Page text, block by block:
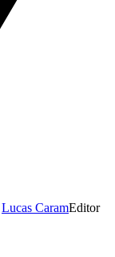
Lucas CaramEditor